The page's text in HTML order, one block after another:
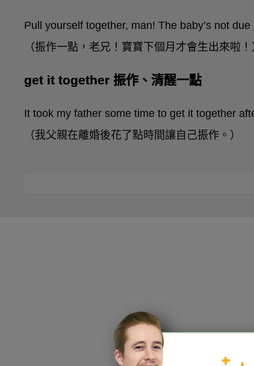
Pull yourself together, man! The baby’s not
（振作一點，老兄！寶寶下個月才會生出來啦！
get it together 振作、清醒一點
It took my father some time to get it together
（我父親在離婚後花了點時間讓自己振作。）